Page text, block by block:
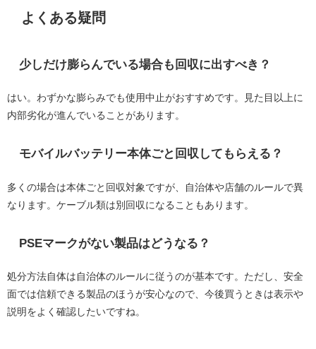
よくある疑問
少しだけ膨らんでいる場合も回収に出すべき？
はい。わずかな膨らみでも使用中止がおすすめです。見た目以上に
内部劣化が進んでいることがあります。
モバイルバッテリー本体ごと回収してもらえる？
多くの場合は本体ごと回収対象ですが、自治体や店舗のルールで異
なります。ケーブル類は別回収になることもあります。
PSEマークがない製品はどうなる？
処分方法自体は自治体のルールに従うのが基本です。ただし、安全
面では信頼できる製品のほうが安心なので、今後買うときは表示や
説明をよく確認したいですね。